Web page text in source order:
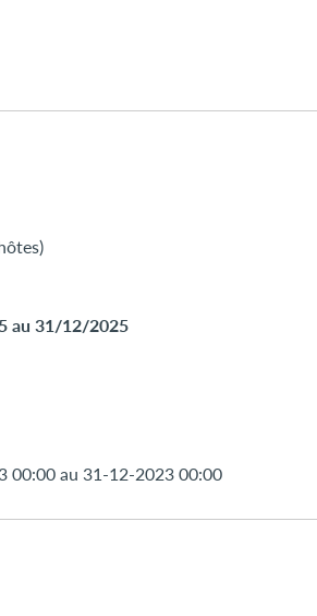
au 31/12/2025
00:00 au 31-12-2023 00:00